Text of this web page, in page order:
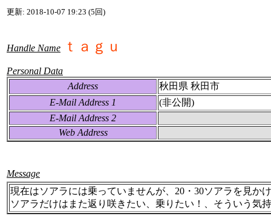
更新: 2018-10-07 19:23 (5回)
Handle Name ｔａｇｕ
Personal Data
Address
秋田県 秋田市
E-Mail Address 1
(非公開)
E-Mail Address 2
Web Address
Message
現在はソアラには乗っていませんが、20・30ソアラを見か
ソアラだけはまた返り咲きたい、乗りたい！、そういう気